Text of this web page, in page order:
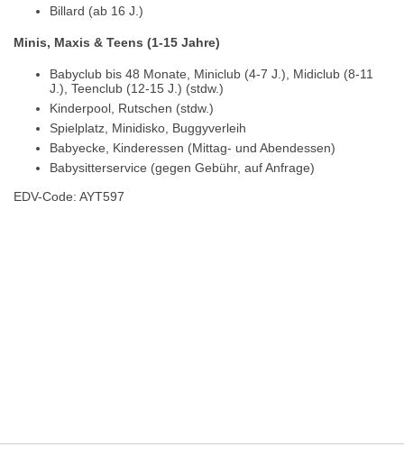
Billard (ab 16 J.)
Minis, Maxis & Teens (1-15 Jahre)
Babyclub bis 48 Monate, Miniclub (4-7 J.), Midiclub (8-11
J.), Teenclub (12-15 J.) (stdw.)
Kinderpool, Rutschen (stdw.)
Spielplatz, Minidisko, Buggyverleih
Babyecke, Kinderessen (Mittag- und Abendessen)
Babysitterservice (gegen Gebühr, auf Anfrage)
EDV-Code: AYT597